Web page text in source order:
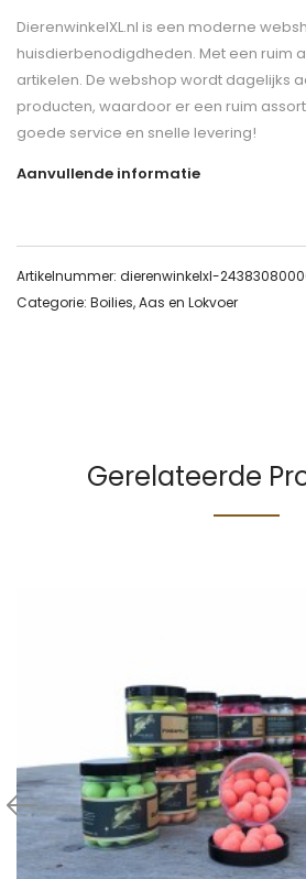
DierenwinkelXL.nl is een moderne
huisdierbenodigdheden. Met een ruim
artikelen. De webshop wordt dagelijks
producten, waardoor er een ruim
goede service en snelle levering!
Aanvullende informatie
Artikelnummer: dierenwinkelxl-
Categorie: Boilies, Aas en Lokvoer
Gerelateerde